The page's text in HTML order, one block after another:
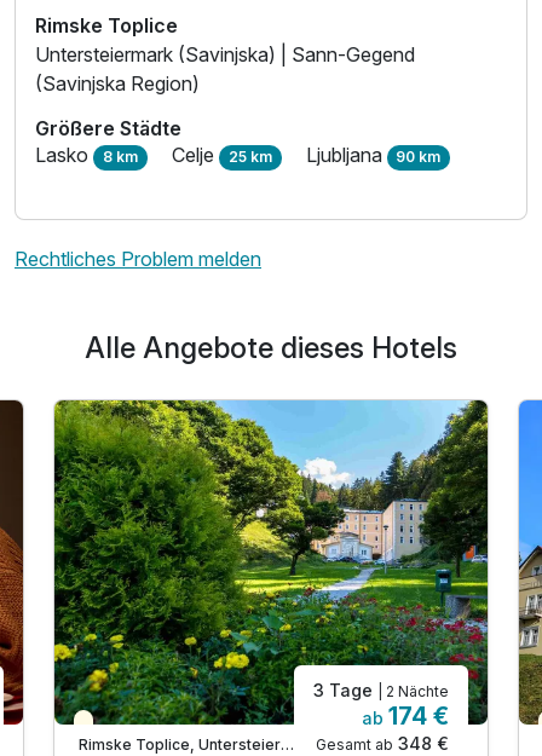
Rimske Toplice
Untersteiermark (Savinjska) | Sann-Gegend
(Savinjska Region)
Größere Städte
Lasko 8 km Celje 25 km Ljubljana 90 km
Rechtliches Problem melden
Alle Angebote dieses Hotels
Teilweise ausgelastet
Rimske Toplice, Untersteiermark (Savinjska)
3 Tage | 2 Nächte
ab 174 €
Gesamt ab 348 €